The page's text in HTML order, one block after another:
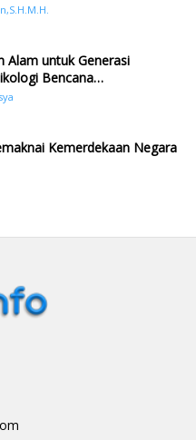
Alam untuk Generasi
Bencana
Sumatera Pasca Tragedi
Kemerdekaan Negara